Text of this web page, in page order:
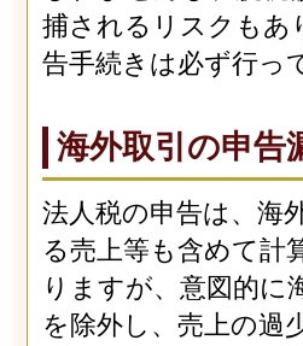
捕されるリスクもあ
告手続きは必ず行っ
海外取引の申告
法人税の申告は、海
る売上等も含めて計
りますが、意図的に
を除外し、売上の過